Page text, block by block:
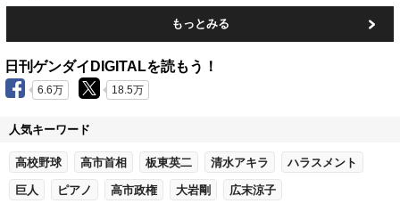
もっとみる
日刊ゲンダイDIGITALを読もう！
6.6万 18.5万
人気キーワード
高校野球 高市首相 板東英二 清水アキラ ハラスメント
巨人 ピアノ 高市政権 大岩剛 広末涼子